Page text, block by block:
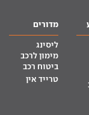
מדורים
ליסינג
מימון לרכב
ביטוח רכב
טרייד אין